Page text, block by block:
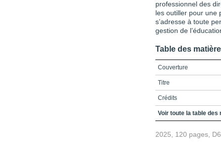
professionnel des
les outiller pour une
s’adresse à toute
gestion de
Table des
Couverture
Titre
Crédits
Préface
Voir toute la table des
2025, 120 pages,